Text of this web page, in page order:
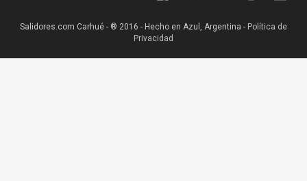
Salidores.com Carhué - ® 2016 - Hecho en Azul, Argentina - Política de
Privacidad